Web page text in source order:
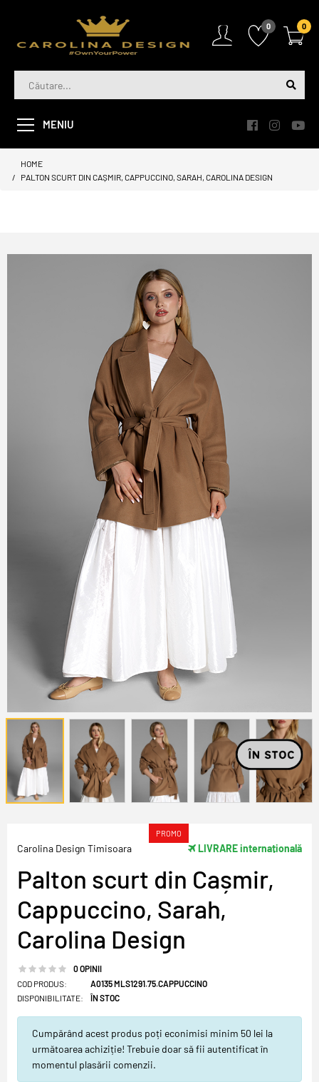
0 0
MENIU
HOME
PALTON SCURT DIN CAȘMIR, CAPPUCCINO, SARAH, CAROLINA DESIGN
Carolina Design Timisoara
PROMO
LIVRARE internațională
Palton scurt din Cașmir,
Cappuccino, Sarah,
Carolina Design
0 OPINII
COD PRODUS:
DISPONIBILITATE:
A0135 MLS1291.75.CAPPUCCINO
ÎN STOC
Cumpărând acest produs poți econimisi minim 50 lei la
următoarea achiziție! Trebuie doar să fii autentificat în
momentul plasării comenzii.